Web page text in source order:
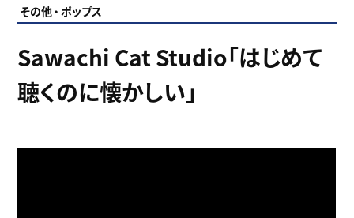
その他 ポップス
e
o
k
t
e
r
e
Sawachi Cat Studio「はじめて
聴くのに懐かしい」